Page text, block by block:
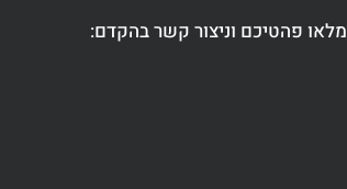
מלאו פהטיכם וניצור קשר בהקדם: